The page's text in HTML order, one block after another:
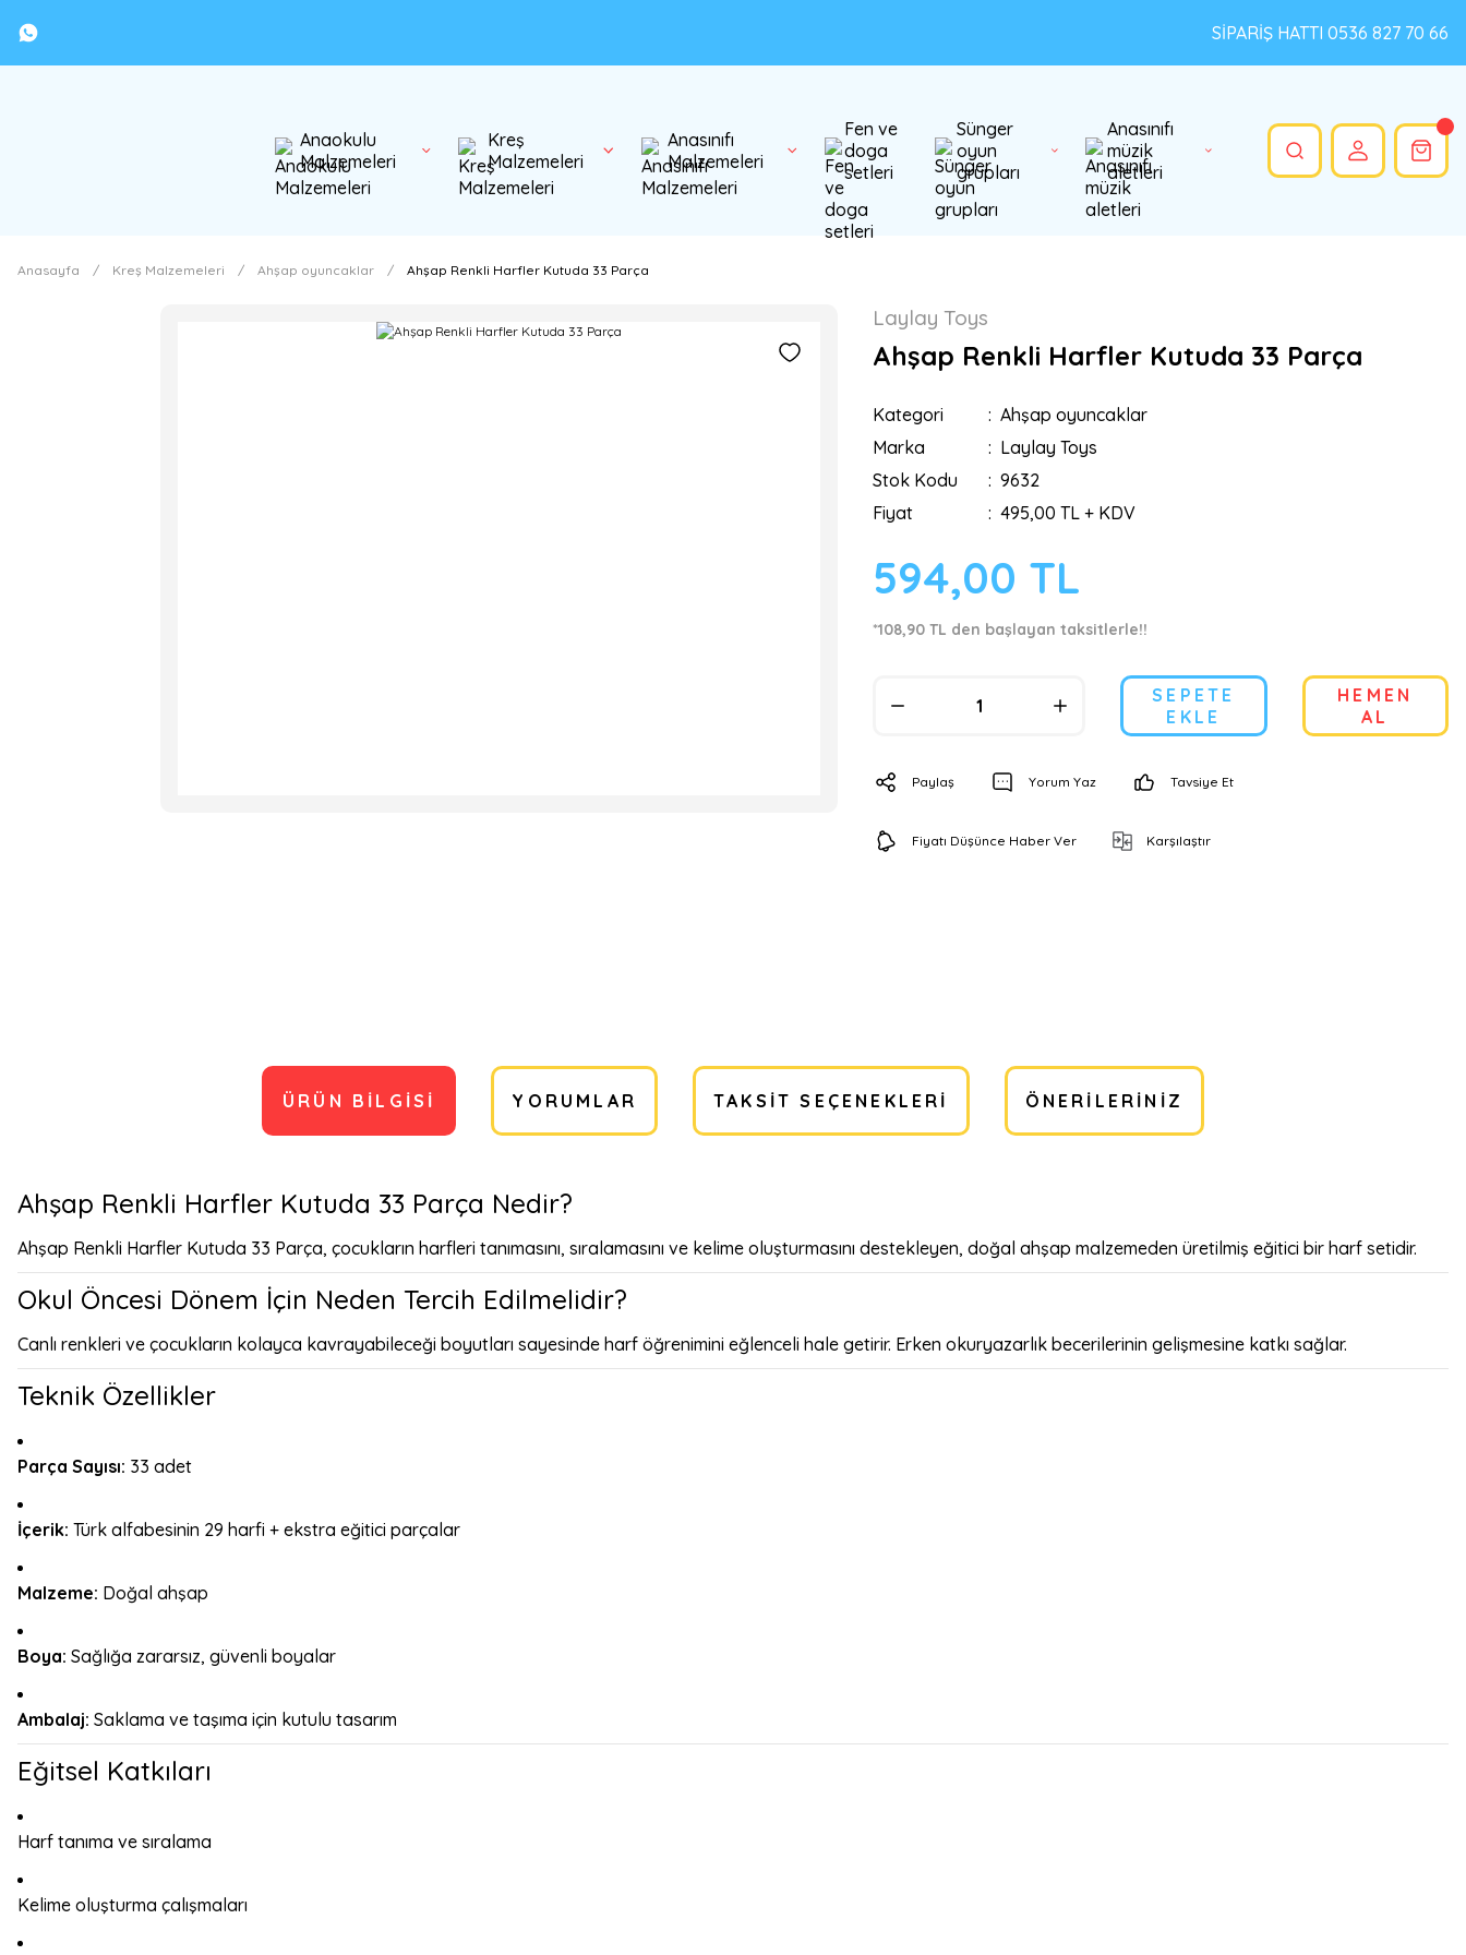
SİPARİŞ HATTI 0536 827 70 66
Anaokulu
Malzemeleri
Kreş
Malzemeleri
Anasınıfı
Malzemeleri
Fen ve
doga
setleri
Sünger
oyun
grupları
Anasınıfı
müzik
aletleri
Anasayfa Kreş Malzemeleri Ahşap oyuncaklar Ahşap Renkli Harfler Kutuda 33 Parça
Laylay Toys
Ahşap Renkli Harfler Kutuda 33 Parça
Kategori
Ahşap oyuncaklar
Marka
Laylay Toys
Stok Kodu
9632
Fiyat
495,00 TL + KDV
594,00 TL
*108,90 TL den başlayan taksitlerle!!
SEPETE
EKLE
HEMEN
AL
Paylaş Yorum Yaz Tavsiye Et
Fiyatı Düşünce Haber Ver Karşılaştır
ÜRÜN BILGISI YORUMLAR TAKSIT SEÇENEKLERI ÖNERILERINIZ
Ahşap Renkli Harfler Kutuda 33 Parça Nedir?
Ahşap Renkli Harfler Kutuda 33 Parça, çocukların harfleri tanımasını, sıralamasını ve kelime oluşturmasını destekleyen, doğal ahşap malzemeden üretilmiş eğitici bir harf setidir.
Okul Öncesi Dönem İçin Neden Tercih Edilmelidir?
Canlı renkleri ve çocukların kolayca kavrayabileceği boyutları sayesinde harf öğrenimini eğlenceli hale getirir. Erken okuryazarlık becerilerinin gelişmesine katkı sağlar.
Teknik Özellikler
Parça Sayısı: 33 adet
İçerik: Türk alfabesinin 29 harfi + ekstra eğitici parçalar
Malzeme: Doğal ahşap
Boya: Sağlığa zararsız, güvenli boyalar
Ambalaj: Saklama ve taşıma için kutulu tasarım
Eğitsel Katkıları
Harf tanıma ve sıralama
Kelime oluşturma çalışmaları